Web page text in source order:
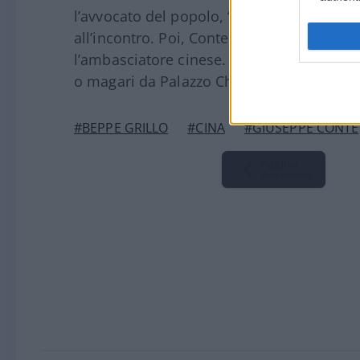
l’avvocato del popolo, “per concomitanti
all’incontro. Poi, Conte ha definito
l’ambasciatore cinese. Cosa è
o magari da Palazzo Chigi, per intimargli
#BEPPE GRILLO #CINA #GIUSEPPE CONTE